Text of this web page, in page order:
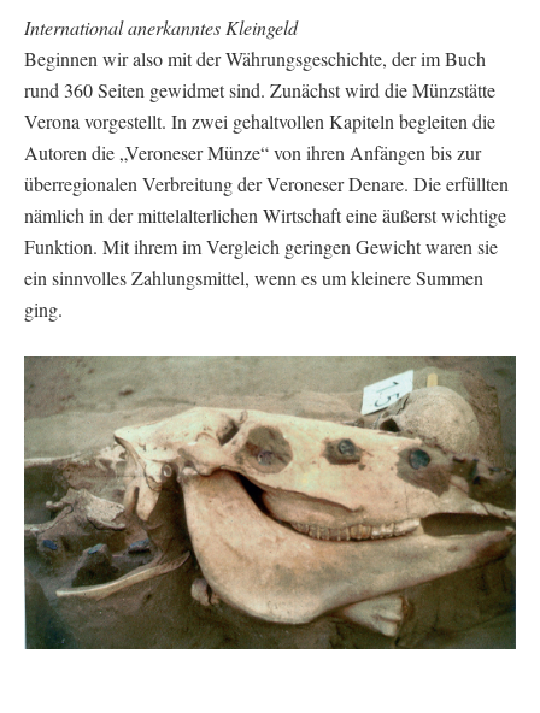
International anerkanntes Kleingeld
Beginnen wir also mit der Währungsgeschichte, der im Buch
rund 360 Seiten gewidmet sind. Zunächst wird die Münzstätte
Verona vorgestellt. In zwei gehaltvollen Kapiteln begleiten die
Autoren die „Veroneser Münze“ von ihren Anfängen bis zur
überregionalen Verbreitung der Veroneser Denare. Die erfüllten
nämlich in der mittelalterlichen Wirtschaft eine äußerst wichtige
Funktion. Mit ihrem im Vergleich geringen Gewicht waren sie
ein sinnvolles Zahlungsmittel, wenn es um kleinere Summen
ging.